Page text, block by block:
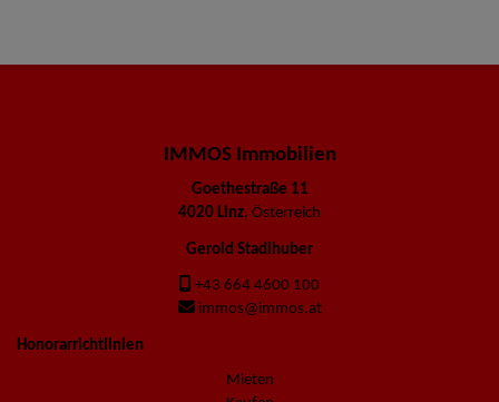
IMMOS Immobilien
Goethestraße 11
4020 Linz, Österreich
Gerold Stadlhuber
+43 664 4600 100
immos@immos.at
Honorarrichtlinien
Mieten